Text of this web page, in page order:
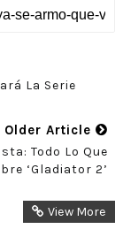
La Serie
Older Article
Todo Lo Que
‘Gladiator 2’
View More